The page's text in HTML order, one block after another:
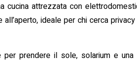
cucina attrezzata con
ideale per chi cerca
prendere il sole, solarium e